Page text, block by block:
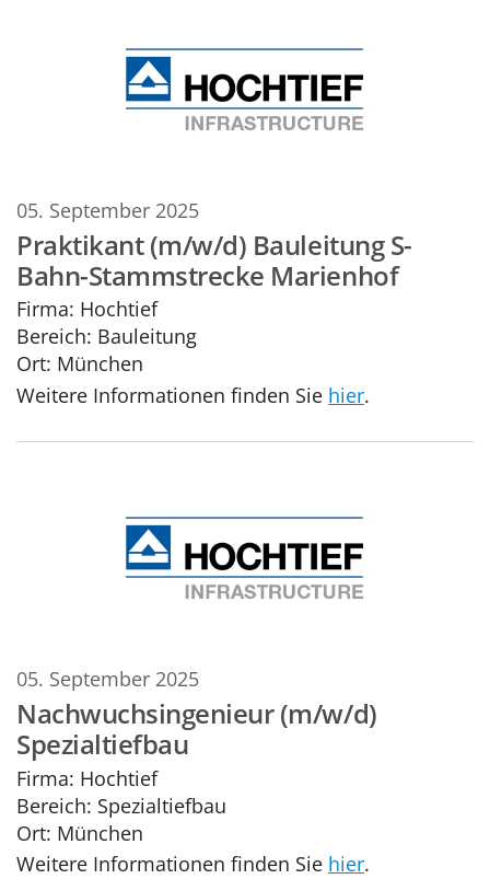
05. September 2025
Praktikant (m/w/d) Bauleitung S-
Bahn-Stammstrecke Marienhof
Firma: Hochtief
Bereich: Bauleitung
Ort: München
Weitere Informationen finden Sie hier.
05. September 2025
Nachwuchsingenieur (m/w/d)
Spezialtiefbau
Firma: Hochtief
Bereich: Spezialtiefbau
Ort: München
Weitere Informationen finden Sie hier.